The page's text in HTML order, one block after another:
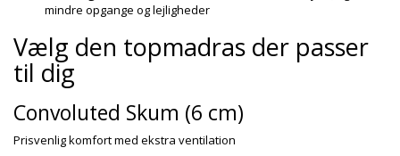
mindre opgange og lejligheder
Vælg den topmadras der passer
til dig
Convoluted Skum (6 cm)
Prisvenlig komfort med ekstra ventilation